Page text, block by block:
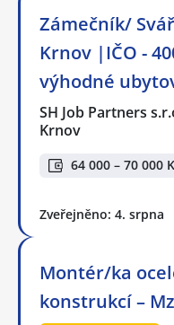
Zámečník/
Krnov |IČO -
výhodné
SH Job Partners
Krnov
64 000 – 70 000
Zveřejněno: 4. srpna
Montér/ka
konstrukcí –